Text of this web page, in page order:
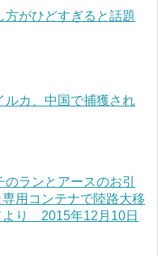
方がひどすぎると話題
ルカ、中国で捕獲され
ランとアースのお引
用コンテナで陸路大移
り 2015年12月10日